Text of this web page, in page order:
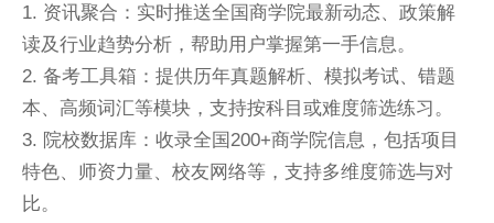
1. 资讯聚合：实时推送全国商学院最新动态、政策解
读及行业趋势分析，帮助用户掌握第一手信息。
2. 备考工具箱：提供历年真题解析、模拟考试、错题
本、高频词汇等模块，支持按科目或难度筛选练习。
3. 院校数据库：收录全国200+商学院信息，包括项目
特色、师资力量、校友网络等，支持多维度筛选与对
比。